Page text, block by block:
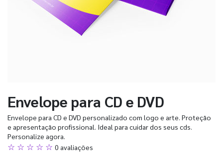
Envelope para CD e DVD
Envelope para CD e DVD personalizado com logo e arte. Proteção
e apresentação profissional. Ideal para cuidar dos seus cds.
Personalize agora.
☆ ☆ ☆ ☆ ☆ 0 avaliações